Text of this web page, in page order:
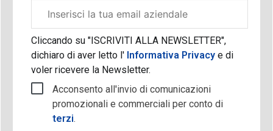
aziendale
Cliccando su "ISCRIVITI ALLA NEWSLETTER",
dichiaro di aver letto l'Informativa Privacy e di
voler ricevere la Newsletter.
Acconsento all'invio di comunicazioni
promozionali e commerciali per conto di
terzi.